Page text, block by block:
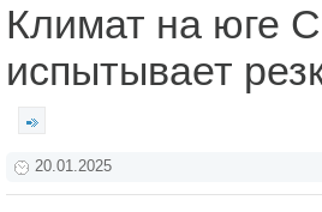
Климат на юге
испытывает
20.01.2025